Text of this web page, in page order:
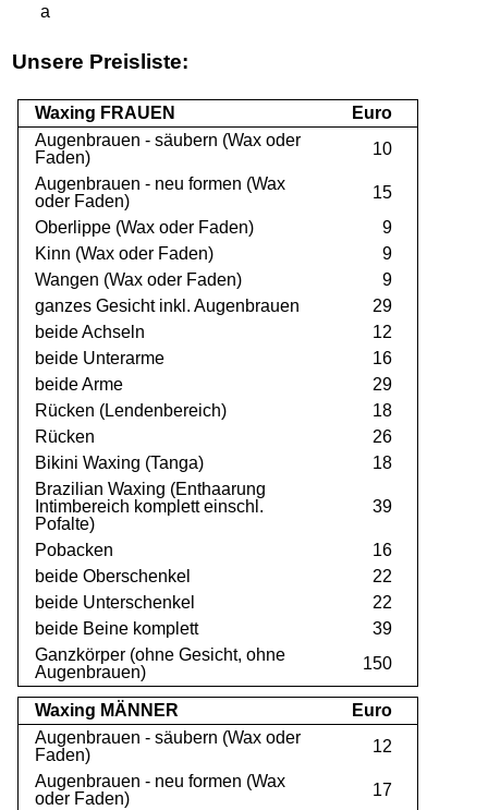
a
Unsere Preisliste:
Waxing FRAUEN
Euro
Augenbrauen - säubern (Wax oder
Faden)
10
Augenbrauen - neu formen (Wax
oder Faden)
15
Oberlippe (Wax oder Faden)
9
Kinn (Wax oder Faden)
9
Wangen (Wax oder Faden)
9
ganzes Gesicht inkl. Augenbrauen
29
beide Achseln
12
beide Unterarme
16
beide Arme
29
Rücken (Lendenbereich)
18
Rücken
26
Bikini Waxing (Tanga)
18
Brazilian Waxing (Enthaarung
Intimbereich komplett einschl.
Pofalte)
39
Pobacken
16
beide Oberschenkel
22
beide Unterschenkel
22
beide Beine komplett
39
Ganzkörper (ohne Gesicht, ohne
Augenbrauen)
150
Waxing MÄNNER
Euro
Augenbrauen - säubern (Wax oder
Faden)
12
Augenbrauen - neu formen (Wax
oder Faden)
17